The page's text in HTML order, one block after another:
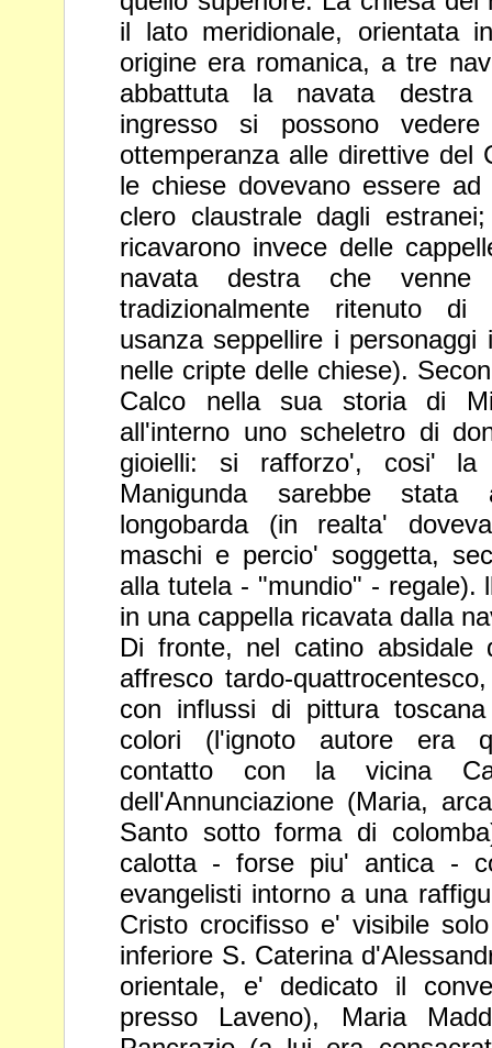
il lato meridionale, orientata
origine era romanica, a tre
abbattuta la navata destra
ingresso si possono
ottemperanza alle direttive del
le chiese dovevano essere
clero claustrale dagli
ricavarono invece delle
navata destra che
tradizionalmente ritenuto
usanza seppellire i
nelle cripte delle chiese).
Calco nella sua storia di
all'interno uno scheletro di
gioielli: si rafforzo', cosi'
Manigunda sarebbe stata
longobarda (in realta'
maschi e percio' soggetta,
alla tutela - "mundio" - regale).
in una cappella ricavata dalla
Di fronte, nel catino absidale
affresco tardo-
con influssi di pittura
colori (l'ignoto autore era
contatto con la vicina
dell'Annunciazione (Maria,
Santo sottoforma di
calotta - forse piu' antica -
evangelisti intorno a una
Cristo crocifisso e' visibile
inferiore S. Caterina
orientale, e' dedicato il
presso Laveno), Maria